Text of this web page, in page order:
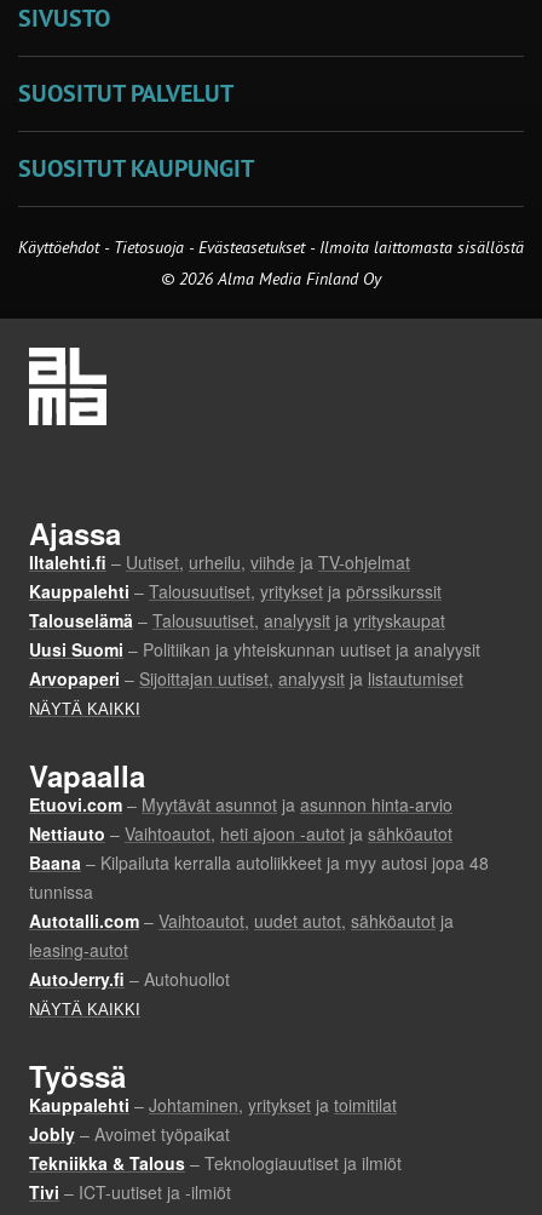
SIVUSTO
SUOSITUT PALVELUT
SUOSITUT KAUPUNGIT
Käyttöehdot - Tietosuoja -Evästeasetukset- Ilmoita laittomasta sisällöstä
© 2026 Alma Media Finland Oy